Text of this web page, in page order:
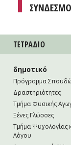
ΤΕΤΡAΔΙΟ
δημοτικό
Πρόγραμμα
Δραστηριότητες
Τμήμα Φυσικής
Ξένες Γλώσσες
Τμήμα Ψυχολογίας
Λόγου